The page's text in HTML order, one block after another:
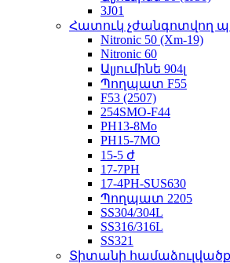
3J01
Հատուկ չժանգոտվող
Nitronic 50 (Xm-19)
Nitronic 60
Ալյումինե 904լ
Պողպատ F55
F53 (2507)
254SMO-F44
PH13-8Mo
PH15-7MO
15-5 ժ
17-7PH
17-4PH-SUS630
Պողպատ 2205
SS304/304L
SS316/316L
SS321
Տիտանի